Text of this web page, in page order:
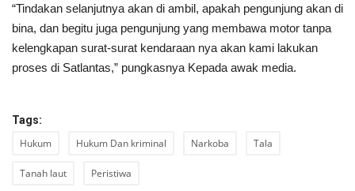
“Tindakan selanjutnya akan di ambil, apakah pengunjung akan di
bina, dan begitu juga pengunjung yang membawa motor tanpa
kelengkapan surat-surat kendaraan nya akan kami lakukan
proses di Satlantas,” pungkasnya Kepada awak media.
Tags:
Hukum Hukum Dan kriminal Narkoba Tala
Tanah laut Peristiwa